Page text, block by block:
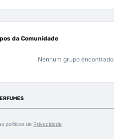
da Comunidade
Nenhum grupo encontrado
políticas de Privacidade